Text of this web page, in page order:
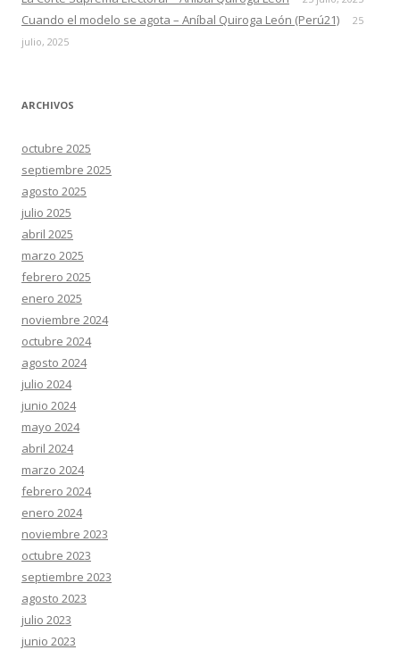
Cuando el modelo se agota – Aníbal Quiroga León (Perú21)
25
julio, 2025
ARCHIVOS
octubre 2025
septiembre 2025
agosto 2025
julio 2025
abril 2025
marzo 2025
febrero 2025
enero 2025
noviembre 2024
octubre 2024
agosto 2024
julio 2024
junio 2024
mayo 2024
abril 2024
marzo 2024
febrero 2024
enero 2024
noviembre 2023
octubre 2023
septiembre 2023
agosto 2023
julio 2023
junio 2023